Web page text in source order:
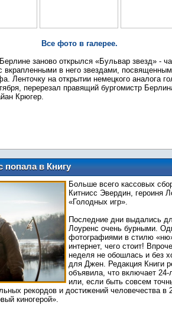
Все фото в галерее.
заново открылся «Бульвар звезд» -
вкрапленными в него звездами,
Ленточку на открытии немецкого аналога
перерезал правящий бургомистр
в Книгу
актриса,
роль
Больше всего кассовых
Китнисс Эвердин, героиня
«Голодных игр».
Последние дни выдались
Лоуренс очень бурными.
фотографиями в стилю
интернет, чего стоит!
неделя не обошлась и без
для Джен. Редакция Книги
объявила, что включает
или, если быть совсем
рекордов и достижений человечества в
киногерой».